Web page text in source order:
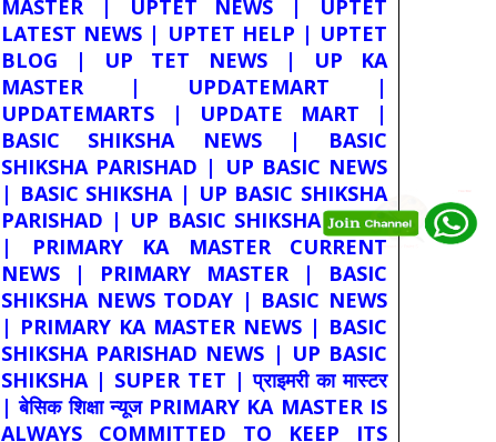
MASTER | UPTET NEWS | UPTET
LATEST NEWS | UPTET HELP | UPTET
BLOG | UP TET NEWS | UP KA
MASTER | UPDATEMART |
UPDATEMARTS | UPDATE MART |
BASIC SHIKSHA NEWS | BASIC
SHIKSHA PARISHAD | UP BASIC NEWS
| BASIC SHIKSHA | UP BASIC SHIKSHA
PARISHAD | UP BASIC SHIKSHA NEWS
| PRIMARY KA MASTER CURRENT
NEWS | PRIMARY MASTER | BASIC
SHIKSHA NEWS TODAY | BASIC NEWS
| PRIMARY KA MASTER NEWS | BASIC
SHIKSHA PARISHAD NEWS | UP BASIC
SHIKSHA | SUPER TET | प्राइमरी का मास्टर
| बेसिक शिक्षा न्यूज PRIMARY KA MASTER IS
ALWAYS COMMITTED TO KEEP ITS